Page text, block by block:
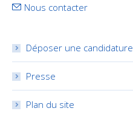
Nous contacter
Déposer une candidature
Presse
Plan du site